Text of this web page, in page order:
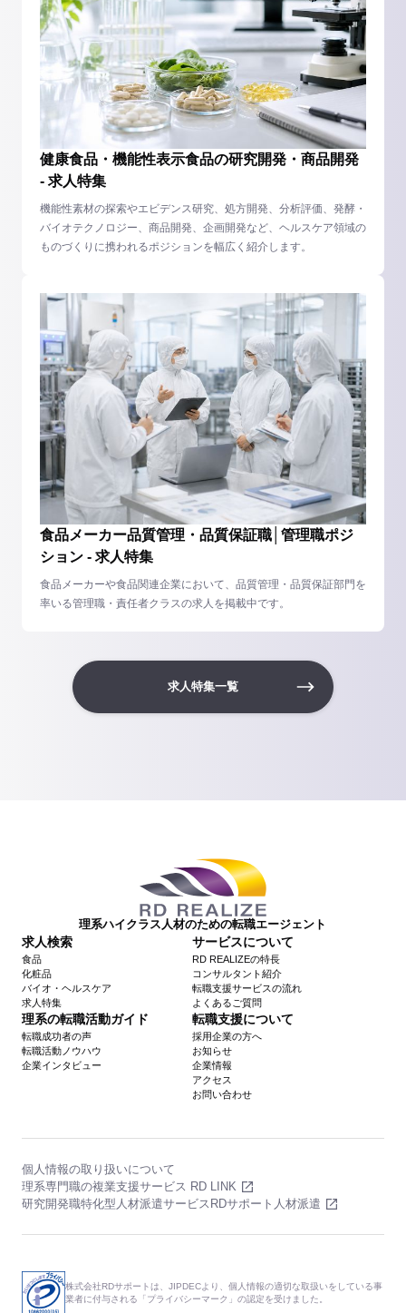
健康食品・機能性表示食品の研究開発・商品開発
- 求人特集
機能性素材の探索やエビデンス研究、処方開発、分析評価、発酵・
バイオテクノロジー、商品開発、企画開発など、ヘルスケア領域の
ものづくりに携われるポジションを幅広く紹介します。
食品メーカー品質管理・品質保証職│管理職ポジ
ション - 求人特集
食品メーカーや食品関連企業において、品質管理・品質保証部門を
率いる管理職・責任者クラスの求人を掲載中です。
求人特集一覧
理系ハイクラス人材のための転職エージェント
求人検索
食品
化粧品
バイオ・ヘルスケア
求人特集
サービスについて
RD REALIZEの特長
コンサルタント紹介
転職支援サービスの流れ
よくあるご質問
理系の転職活動ガイド
転職成功者の声
転職活動ノウハウ
企業インタビュー
転職支援について
採用企業の方へ
お知らせ
企業情報
アクセス
お問い合わせ
個人情報の取り扱いについて
理系専門職の複業支援サービス RD LINK
研究開発職特化型人材派遣サービスRDサポート人材派遣
株式会社RDサポートは、JIPDECより、個人情報の適切な取扱いをしている事
業者に付与される「プライバシーマーク」の認定を受けました。